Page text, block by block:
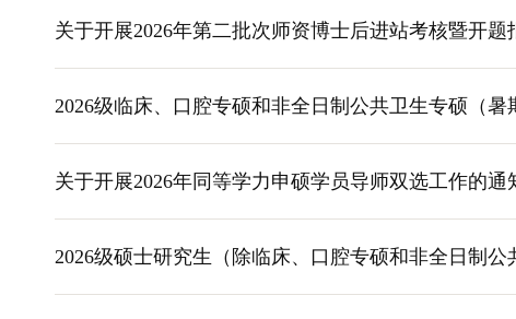
关于开展2026年第二批次师资博士后进站考核暨开题
2026级临床、口腔专硕和非全日制公共卫生专硕（暑
关于开展2026年同等学力申硕学员导师双选工作的通
2026级硕士研究生（除临床、口腔专硕和非全日制